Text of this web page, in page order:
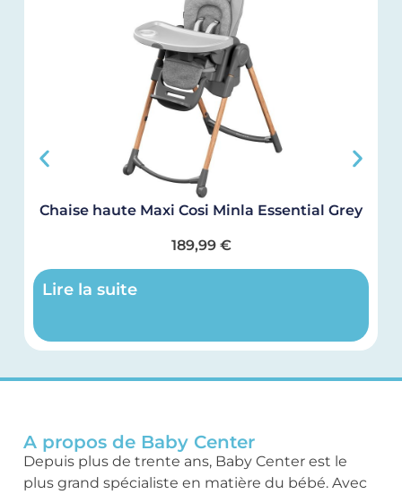
Chaise haute Maxi Cosi Minla Essential Grey
189,99 €
Lire la suite
A propos de Baby Center
Depuis plus de trente ans, Baby Center est le
plus grand spécialiste en matière du bébé. Avec